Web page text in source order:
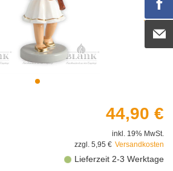
44,90 €
inkl. 19% MwSt.
zzgl. 5,95 € Versandkosten
Lieferzeit 2-3 Werktage